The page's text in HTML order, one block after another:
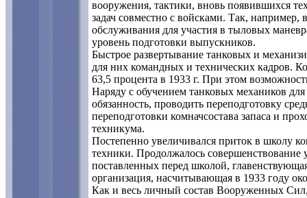
вооружения, тактики, вновь появившихся
задач совместно с войсками. Так, например,
обслуживания для участия в тыловых
уровень подготовки выпускников.
Быстрое развертывание танковых и
для них командных и технических кадров.
63,5 процента в 1933 г. При этом
Наряду с обучением танковых механиков
обязанность, проводить переподготовку
переподготовки комначсостава запаса и
техникума.
Постепенно увеличивался приток в школу
техники. Продолжалось
поставленных перед школой,
организация, насчитывающая в 1933 году
Как и весь личный состав Вооруженных